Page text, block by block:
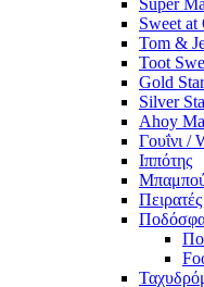
Sweet
Tom &
Toot
Gold Star
Silver
Ahoy
Γουΐνι /
Ιππότης
Πειρατές